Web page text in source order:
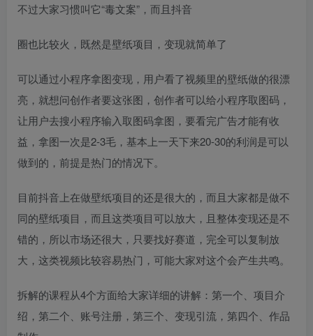
不过大家习惯叫它“毒文案”，而且抖音
圈也比较火，既然是壁纸项目，变现就简单了
可以通过小程序拿图变现，用户看了视频里的壁纸做的很漂
亮，就想问创作者要这张图，创作者可以给小程序取图码，
让用户去搜小程序输入取图码拿图，要看完广告才能有收
益，拿图一次是2-3毛，基本上一天下来20-30的利润是可以
做到的，前提是热门的情况下。
目前抖音上在做壁纸项目的还是很大的，而且大家都是做不
同的壁纸项目，而且这类项目可以放大，且整体变现还是不
错的，所以市场还很大，只要找好赛道，完全可以复制放
大，这类视频比较容易热门，可能大家对这个会产生共鸣。
拆解的课程从4个方面给大家详细的讲解：第一个、项目介
绍，第二个、账号注册，第三个、变现引流，第四个、作品